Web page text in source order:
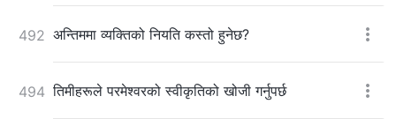
492 अन्तिममा व्यक्तिको नियति कस्तो हुनेछ?
494 तिमीहरूले परमेश्‍वरको स्वीकृतिको खोजी गर्नुपर्छ